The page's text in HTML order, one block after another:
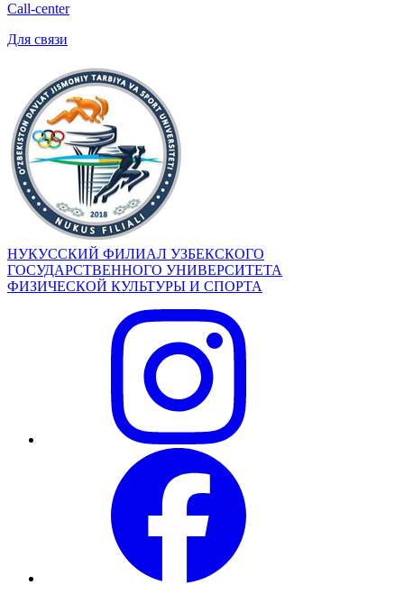
Call-center
Для связи
НУКУССКИЙ ФИЛИАЛ УЗБЕКСКОГО
ГОСУДАРСТВЕННОГО УНИВЕРСИТЕТА
ФИЗИЧЕСКОЙ КУЛЬТУРЫ И СПОРТА